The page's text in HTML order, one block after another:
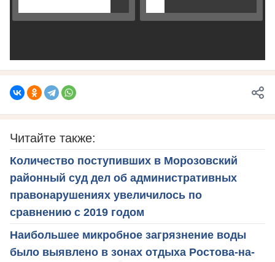
Читайте также:
Количество поступивших в Морозовский
районный суд дел об административных
правонарушениях увеличилось по
сравнению с 2019 годом
Наибольшее микробное загрязнение воды
было выявлено в зонах отдыха Ростова-на-